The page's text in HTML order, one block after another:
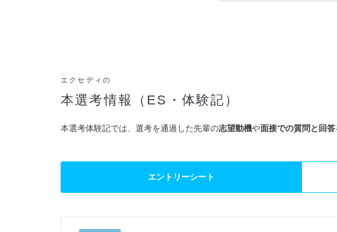
エクセディの
本選考情報（ES・体験記）
本選考体験記では、選考を通過した先輩の志望動機や面接での質問と回答
エントリーシート